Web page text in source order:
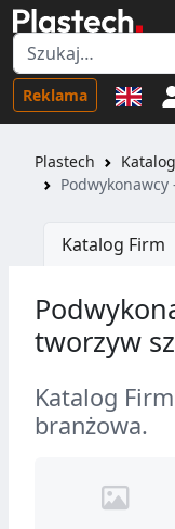
Reklama
Plastech
Katalog Firm
tworzyw
Katalog
branżowa.